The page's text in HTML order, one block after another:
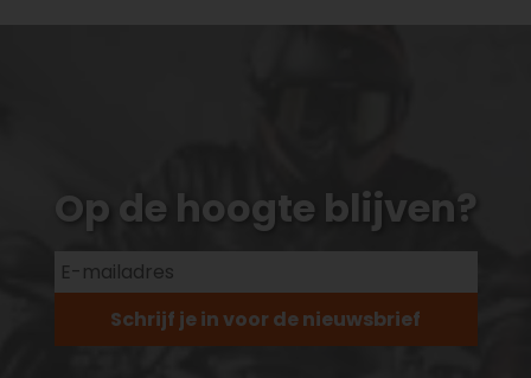
Op de hoogte blijven?
Schrijf je in voor de nieuwsbrief